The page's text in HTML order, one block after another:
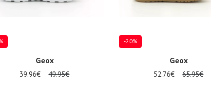
Geox
39.96€ 49.95€
-20%
Geox
52.76€ 65.95€